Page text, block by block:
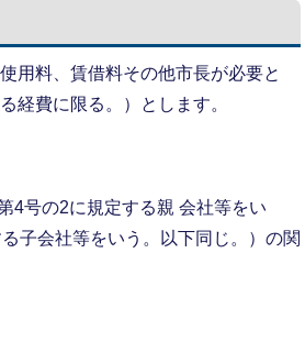
用料、賃借料その他市長が必要と
経費に限る。）とします。
号の2に規定する親 会社等をい
子会社等をいう。以下同じ。）の関